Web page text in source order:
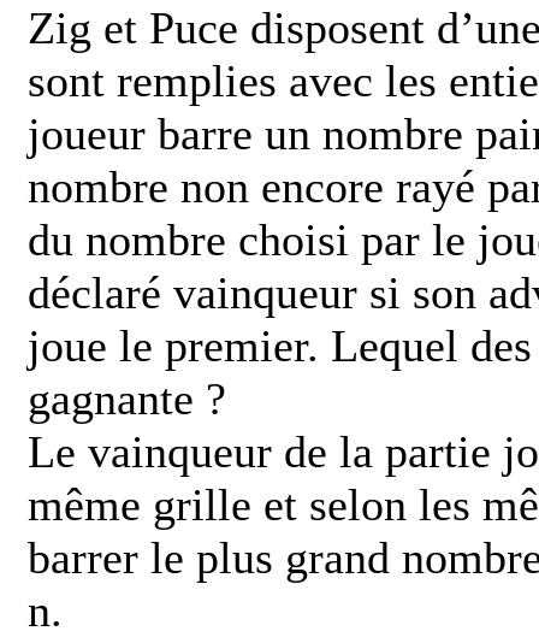
Zig et Puce disposent
sont remplies avec les
joueur barre un nombre
nombre non encore rayé
du nombre choisi par le
déclaré vainqueur si son
joue le premier. Lequel
gagnante ?
Le vainqueur de la partie
même grille et selon les
barrer le plus grand
n.